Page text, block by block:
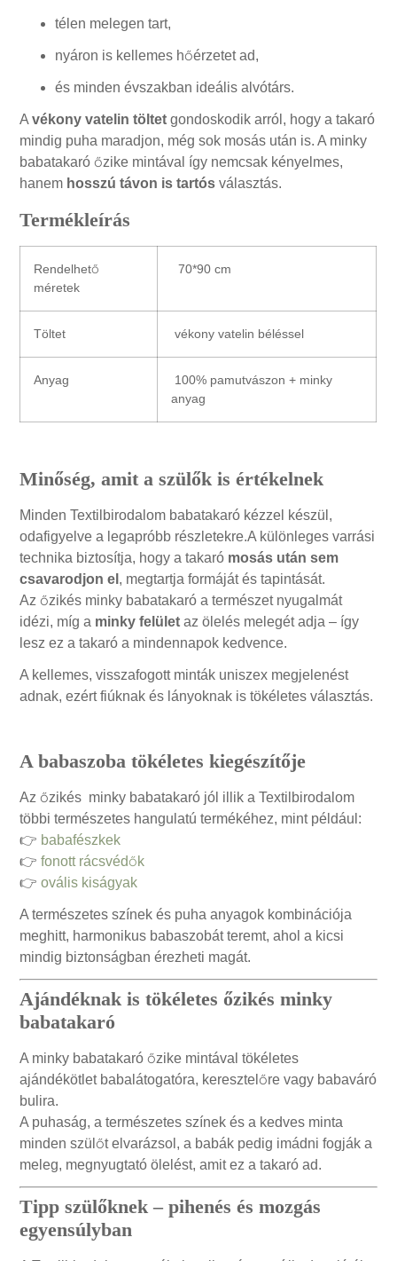
télen melegen tart,
nyáron is kellemes hőérzetet ad,
és minden évszakban ideális alvótárs.
Avékony vatelin töltet gondoskodik arról, hogy a takaró
mindig puha maradjon, még sok mosás után is. A minky
babatakaró őzike mintával így nemcsak kényelmes,
hanem hosszú távon is tartós választás.
Termékleírás
Rendelhető
méretek
70*90 cm
Töltet vékony vatelin béléssel
Anyag
100% pamutvászon + minky
anyag
Minőség, amit a szülők is értékelnek
Minden Textilbirodalom babatakaró kézzel készül,
odafigyelve a legapróbb részletekre.A különleges varrási
technika biztosítja, hogy a takaró mosás után sem
csavarodjon el , megtartja formáját és tapintását.
Az őzikés minky babatakaró a természet nyugalmát
idézi, míg a minky felület az ölelés melegét adja – így
lesz ez a takaró a mindennapok kedvence.
A kellemes, visszafogott minták uniszex megjelenést
adnak, ezért fiúknak és lányoknak is tökéletes választás.
A babaszoba tökéletes kiegészítője
Az őzikés minky babatakaró jól illik a Textilbirodalom
többi természetes hangulatú termékéhez, mint például:
👉 babafészkek
👉fonott rácsvédők
👉ovális kiságyak
A természetes színek és puha anyagok kombinációja
meghitt, harmonikus babaszobát teremt, ahol a kicsi
mindig biztonságban érezheti magát.
Ajándéknak is tökéletes őzikés minky
babatakaró
A minky babatakaró őzike mintával tökéletes
ajándékötlet babalátogatóra, keresztelőre vagy babaváró
bulira.
A puhaság, a természetes színek és a kedves minta
minden szülőt elvarázsol, a babák pedig imádni fogják a
meleg, megnyugtató ölelést, amit ez a takaró ad.
Tipp szülőknek – pihenés és mozgás
egyensúlyban